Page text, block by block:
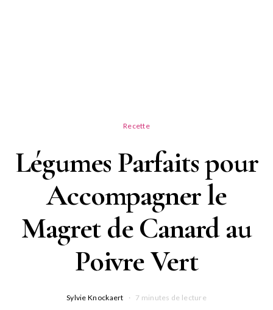
Recette
Légumes Parfaits pour
Accompagner le
Magret de Canard au
Poivre Vert
Sylvie Knockaert 7 minutes de lecture